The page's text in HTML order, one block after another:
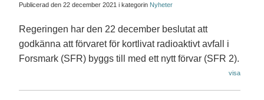
Publicerad den 22 december 2021 i kategorin Nyheter
Regeringen har den 22 december beslutat att
godkänna att förvaret för kortlivat radioaktivt avfall i
Forsmark (SFR) byggs till med ett nytt förvar (SFR 2).
visa